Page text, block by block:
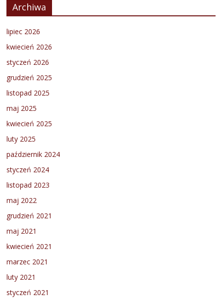
Archiwa
lipiec 2026
kwiecień 2026
styczeń 2026
grudzień 2025
listopad 2025
maj 2025
kwiecień 2025
luty 2025
październik 2024
styczeń 2024
listopad 2023
maj 2022
grudzień 2021
maj 2021
kwiecień 2021
marzec 2021
luty 2021
styczeń 2021